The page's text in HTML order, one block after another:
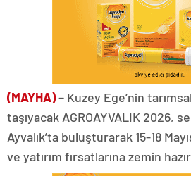
(MAYHA)– Kuzey Ege’nin
taşıyacak AGROAYVALIK 2026,
Ayvalık’ta buluşturarak 15-18
ve yatırım fırsatlarına zemin